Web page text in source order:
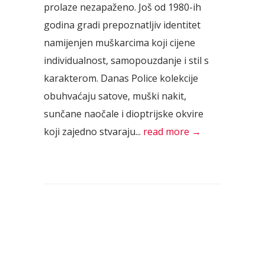
prolaze nezapaženo. Još od 1980-ih
godina gradi prepoznatljiv identitet
namijenjen muškarcima koji cijene
individualnost, samopouzdanje i stil s
karakterom. Danas Police kolekcije
obuhvaćaju satove, muški nakit,
sunčane naočale i dioptrijske okvire
koji zajedno stvaraju... read more →